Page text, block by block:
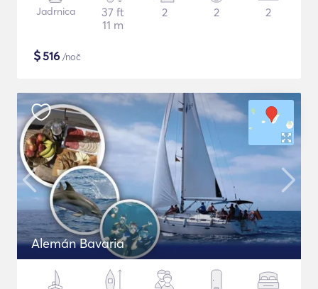
Jadrnica
37 ft
11 m
2 2 2
$516 /noč
Alemán Bavaria